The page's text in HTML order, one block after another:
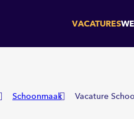
VACATURES
Schoonmaak Vacature